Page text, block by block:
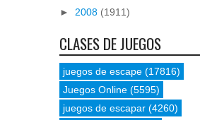
► 2008 (1911)
CLASES DE JUEGOS
juegos de escape (17816)
Juegos Online (5595)
juegos de escapar (4260)